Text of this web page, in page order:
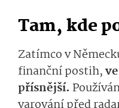
Tam, kde
Zatímco v
finanční postih,
přísnější.